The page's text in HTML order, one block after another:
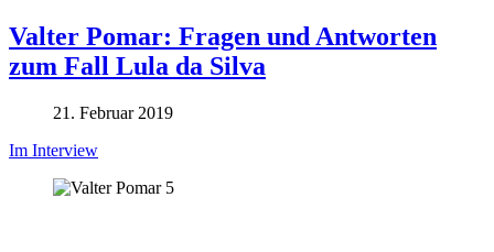
Valter Pomar: Fragen und Antworten
zum Fall Lula da Silva
21. Februar 2019
Im Interview